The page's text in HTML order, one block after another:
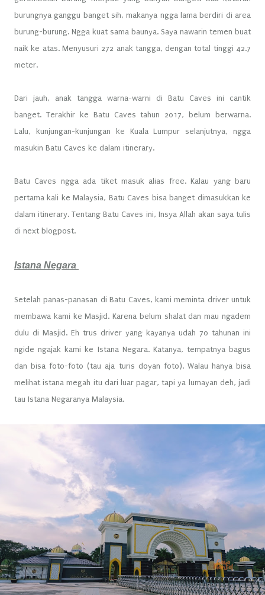
burungnya ganggu banget sih, makanya ngga lama berdiri di area
burung-burung. Ngga kuat sama baunya. Saya nawarin temen buat
naik ke atas. Menyusuri 272 anak tangga, dengan total tinggi 42.7
meter.
Dari jauh, anak tangga warna-warni di Batu Caves ini cantik
banget. Terakhir ke Batu Caves tahun 2017, belum berwarna.
Lalu, kunjungan-kunjungan ke Kuala Lumpur selanjutnya, ngga
masukin Batu Caves ke dalam itinerary.
Batu Caves ngga ada tiket masuk alias free. Kalau yang baru
pertama kali ke Malaysia, Batu Caves bisa banget dimasukkan ke
dalam itinerary. Tentang Batu Caves ini, Insya Allah akan saya tulis
di next blogpost.
Istana Negara
Setelah panas-panasan di Batu Caves, kami meminta driver untuk
membawa kami ke Masjid. Karena belum shalat dan mau ngadem
dulu di Masjid. Eh trus driver yang kayanya udah 70 tahunan ini
ngide ngajak kami ke Istana Negara. Katanya, tempatnya bagus
dan bisa foto-foto (tau aja turis doyan foto). Walau hanya bisa
melihat istana megah itu dari luar pagar, tapi ya lumayan deh, jadi
tau Istana Negaranya Malaysia.